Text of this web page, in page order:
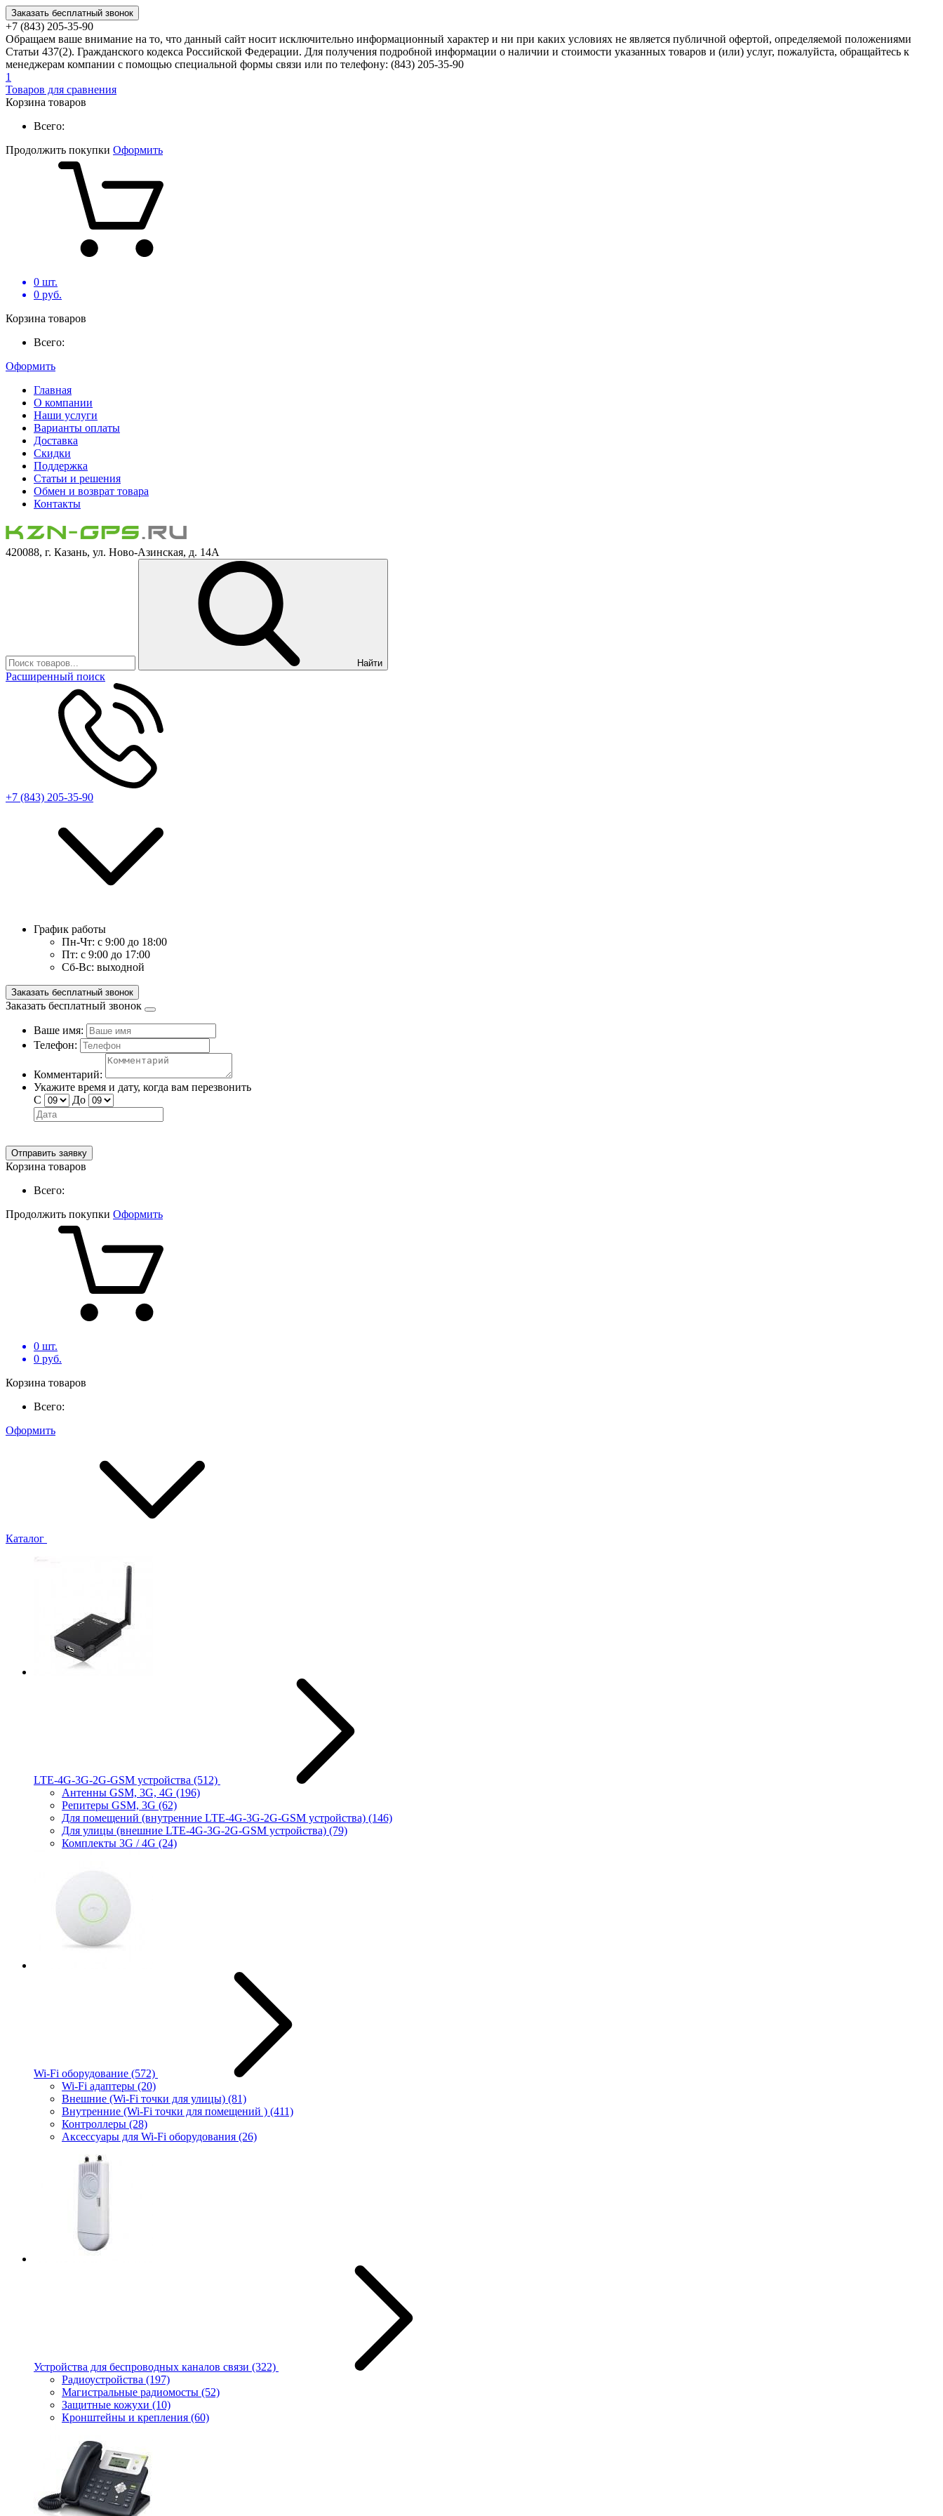
Заказать бесплатный звонок
+7 (843) 205-35-90
Обращаем ваше внимание на то, что данный сайт носит исключительно информационный характер и ни при каких условиях не является публичной офертой, определяемой положениями
Статьи 437(2). Гражданского кодекса Российской Федерации. Для получения подробной информации о наличии и стоимости указанных товаров и (или) услуг, пожалуйста, обращайтесь к
менеджерам компании с помощью специальной формы связи или по телефону: (843) 205-35-90
1
Товаров для сравнения
Корзина товаров
Всего:
Продолжить покупки Оформить
0 шт.
0 руб.
Корзина товаров
Всего:
Оформить
Главная
О компании
Наши услуги
Варианты оплаты
Доставка
Скидки
Поддержка
Статьи и решения
Обмен и возврат товара
Контакты
420088, г. Казань, ул. Ново-Азинская, д. 14А
Найти
Расширенный поиск
+7 (843) 205-35-90
График работы
Пн-Чт: с 9:00 до 18:00
Пт: с 9:00 до 17:00
Сб-Вс: выходной
Заказать бесплатный звонок
Заказать бесплатный звонок
Ваше имя:
Телефон:
Комментарий:
Укажите время и дату, когда вам перезвонить
С
До
Отправить заявку
Корзина товаров
Всего:
Продолжить покупки Оформить
0 шт.
0 руб.
Корзина товаров
Всего:
Оформить
Каталог
LTE-4G-3G-2G-GSM устройства (512)
Антенны GSM, 3G, 4G (196)
Репитеры GSM, 3G (62)
Для помещений (внутренние LTE-4G-3G-2G-GSM устройства) (146)
Для улицы (внешние LTE-4G-3G-2G-GSM устройства) (79)
Комплекты 3G / 4G (24)
Wi-Fi оборудование (572)
Wi-Fi адаптеры (20)
Внешние (Wi-Fi точки для улицы) (81)
Внутренние (Wi-Fi точки для помещений ) (411)
Контроллеры (28)
Аксессуары для Wi-Fi оборудования (26)
Устройства для беспроводных каналов связи (322)
Радиоустройства (197)
Магистральные радиомосты (52)
Защитные кожухи (10)
Кронштейны и крепления (60)